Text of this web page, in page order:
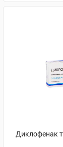
Диклофенак